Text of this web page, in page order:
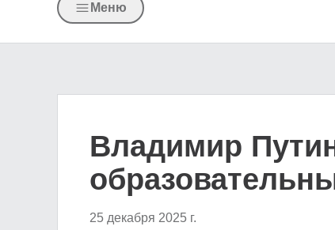
Меню
Владимир
25 декабря 2025 г.